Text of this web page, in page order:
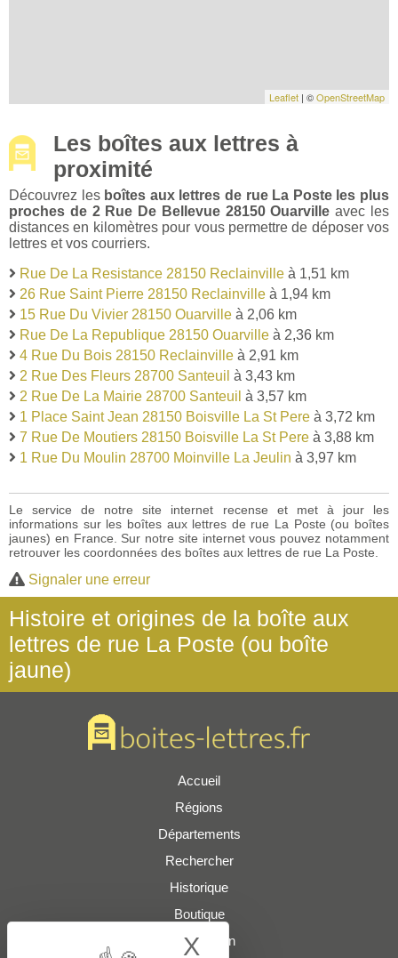
Leaflet | ©OpenStreetMap
Les boîtes aux lettres à
proximité
Découvrez les boîtes aux lettres de rue La Poste les plus
proches de 2 Rue De Bellevue 28150 Ouarville avec les
distances en kilomètres pour vous permettre de déposer vos
lettres et vos courriers.
Rue De La Resistance 28150 Reclainville à 1,51 km
26 Rue Saint Pierre 28150 Reclainville à 1,94 km
15 Rue Du Vivier 28150 Ouarville à 2,06 km
Rue De La Republique 28150 Ouarville à 2,36 km
4 Rue Du Bois 28150 Reclainville à 2,91 km
2 Rue Des Fleurs 28700 Santeuil à 3,43 km
2 Rue De La Mairie 28700 Santeuil à 3,57 km
1 Place Saint Jean 28150 Boisville La St Pere à 3,72 km
7 Rue De Moutiers 28150 Boisville La St Pere à 3,88 km
1 Rue Du Moulin 28700 Moinville La Jeulin à 3,97 km
Le service de notre site internet recense et met à jour les
informations sur les boîtes aux lettres de rue La Poste (ou boîtes
jaunes) en France. Sur notre site internet vous pouvez notamment
retrouver les coordonnées des boîtes aux lettres de rue La Poste.
Signaler une erreur
Histoire et origines de la boîte aux
lettres de rue La Poste (ou boîte
jaune)
Accueil
Régions
Départements
Rechercher
Historique
Boutique
Présentation
X Hide cookie